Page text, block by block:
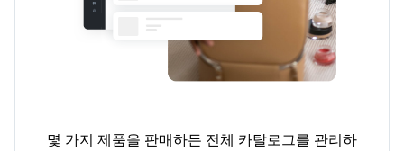
몇 가지 제품을 판매하든 전체 카탈로그를 관리하